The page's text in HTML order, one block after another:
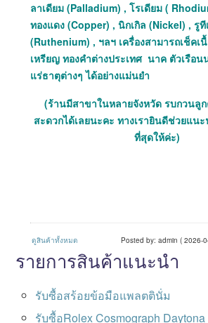
ลาเดียม (Palladium) , โรเดียม (
ทองแดง (Copper) , นิกเกิล (Nickel) , รูที
(Ruthenium) , ฯลฯ เครื่องสามารถเช็คเ
เหรียญ ทองคำต่างประเทศ นาค ตัวเรือ
แร่ธาตุต่างๆ ได้อย่างแม่นยำ
(ร้านมีสาขาในหลายจังหวัด รบกวนลู
สะดวกได้เลยนะคะ ทางเรายินดีช่วยแน
ที่สุดให้ค่ะ)
ดูสินค้าทั้งหมด Posted by: admin ( 2026-
รายการสินค้าแนะนำ
รับซื้อสร้อยข้อมือแพลตตินั่ม
รับซื้อRolex Cosmograph Daytona